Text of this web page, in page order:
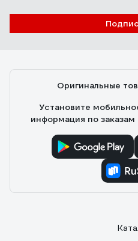
Оригинальные
Установите
информация по